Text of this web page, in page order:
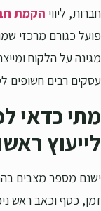
חברות, ליווי הקמת
פועל כגורם מרכזי
מגינה על הלקוח
עסקים רבים חשופים
מתי כדאי
לייעוץ
ישנם מספר מצבים
זמן, כסף וכאב ראש